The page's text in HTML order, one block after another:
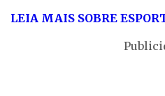
LEIA MAIS SOBRE